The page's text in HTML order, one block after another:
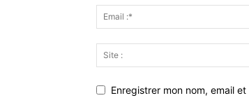
Enregistrer mon nom, email